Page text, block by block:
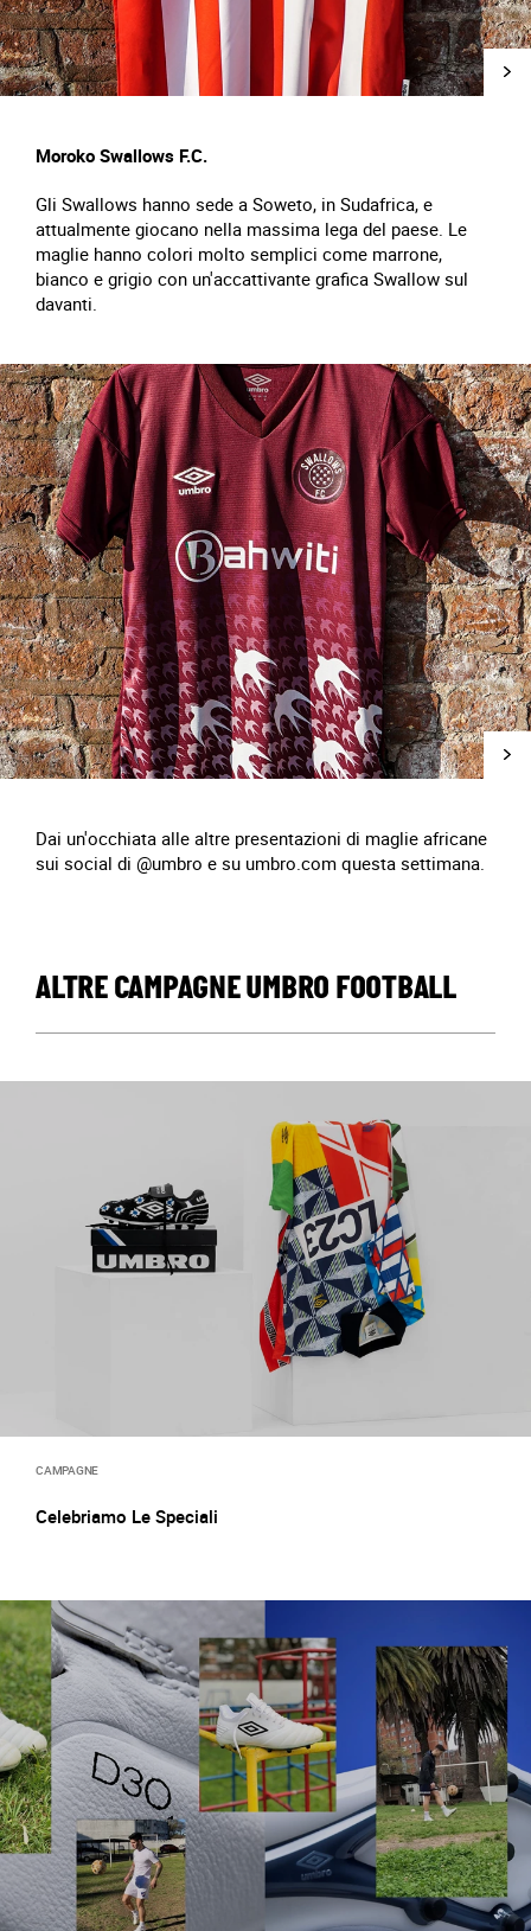
Moroko Swallows F.C.
Gli Swallows hanno sede a Soweto, in Sudafrica, e
attualmente giocano nella massima lega del paese. Le
maglie hanno colori molto semplici come marrone,
bianco e grigio con un'accattivante grafica Swallow sul
davanti.
Dai un'occhiata alle altre presentazioni di maglie africane
sui social di @umbro e su umbro.com questa settimana.
ALTRE CAMPAGNE UMBRO FOOTBALL
CAMPAGNE
Celebriamo Le Speciali